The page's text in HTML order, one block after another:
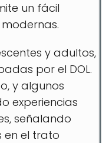
un fácil
y adultos,
por el DOL.
y algunos
experiencias
señalando
en el trato